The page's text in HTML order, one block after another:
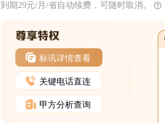
到期29元/月/省自动续费，可随时取消。
标讯详情查看
关键电话直连
甲方分析查询